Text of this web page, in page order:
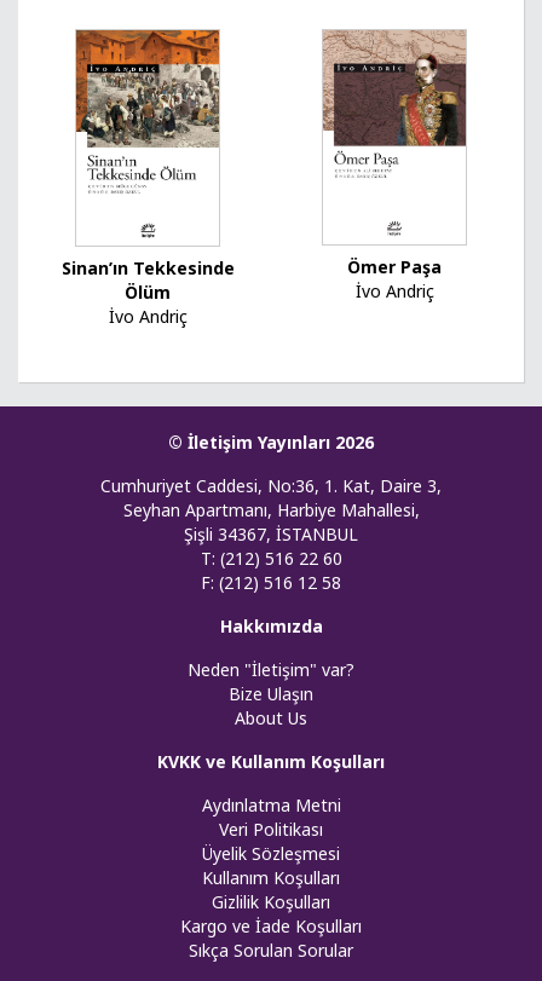
Sinan’ın Tekkesinde
Ölüm
İvo Andriç
Ömer Paşa
İvo Andriç
© İletişim Yayınları 2026
Cumhuriyet Caddesi, No:36, 1. Kat, Daire 3,
Seyhan Apartmanı, Harbiye Mahallesi,
Şişli 34367, İSTANBUL
T: (212) 516 22 60
F: (212) 516 12 58
Hakkımızda
Neden "İletişim" var?
Bize Ulaşın
About Us
KVKK ve Kullanım Koşulları
Aydınlatma Metni
Veri Politikası
Üyelik Sözleşmesi
Kullanım Koşulları
Gizlilik Koşulları
Kargo ve İade Koşulları
Sıkça Sorulan Sorular